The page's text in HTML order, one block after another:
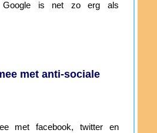
Google is net zo erg als
met anti-sociale
met facebook, twitter en